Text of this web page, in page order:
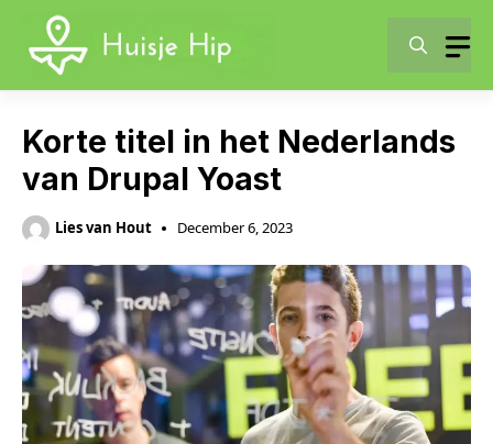
content
Korte titel in het Nederlands
van Drupal Yoast
Lies van Hout December 6, 2023